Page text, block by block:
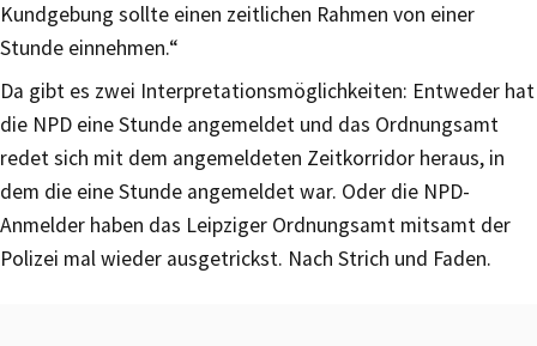
Kundgebung sollte einen zeitlichen Rahmen von einer
Stunde einnehmen.“
Da gibt es zwei Interpretationsmöglichkeiten: Entweder hat
die NPD eine Stunde angemeldet und das Ordnungsamt
redet sich mit dem angemeldeten Zeitkorridor heraus, in
dem die eine Stunde angemeldet war. Oder die NPD-
Anmelder haben das Leipziger Ordnungsamt mitsamt der
Polizei mal wieder ausgetrickst. Nach Strich und Faden.